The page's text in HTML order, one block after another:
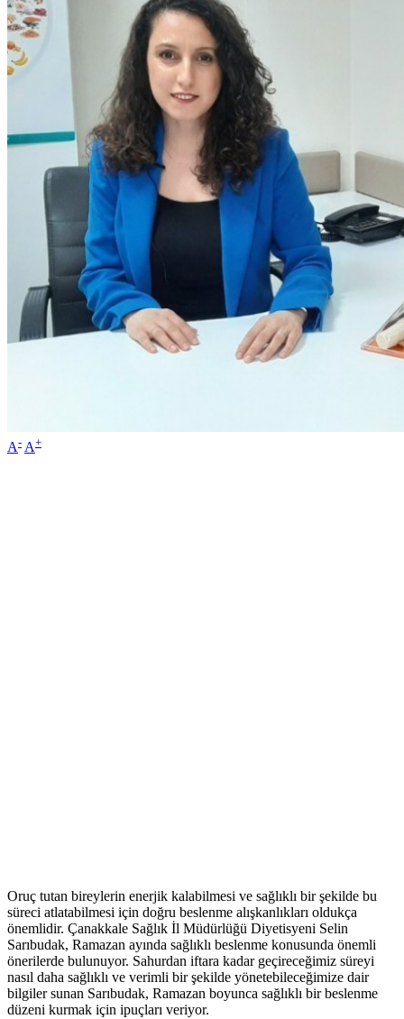
A- A+
Oruç tutan bireylerin enerjik kalabilmesi ve sağlıklı bir şekilde bu
süreci atlatabilmesi için doğru beslenme alışkanlıkları oldukça
önemlidir. Çanakkale Sağlık İl Müdürlüğü Diyetisyeni Selin
Sarıbudak, Ramazan ayında sağlıklı beslenme konusunda önemli
önerilerde bulunuyor. Sahurdan iftara kadar geçireceğimiz süreyi
nasıl daha sağlıklı ve verimli bir şekilde yönetebileceğimize dair
bilgiler sunan Sarıbudak, Ramazan boyunca sağlıklı bir beslenme
düzeni kurmak için ipuçları veriyor.